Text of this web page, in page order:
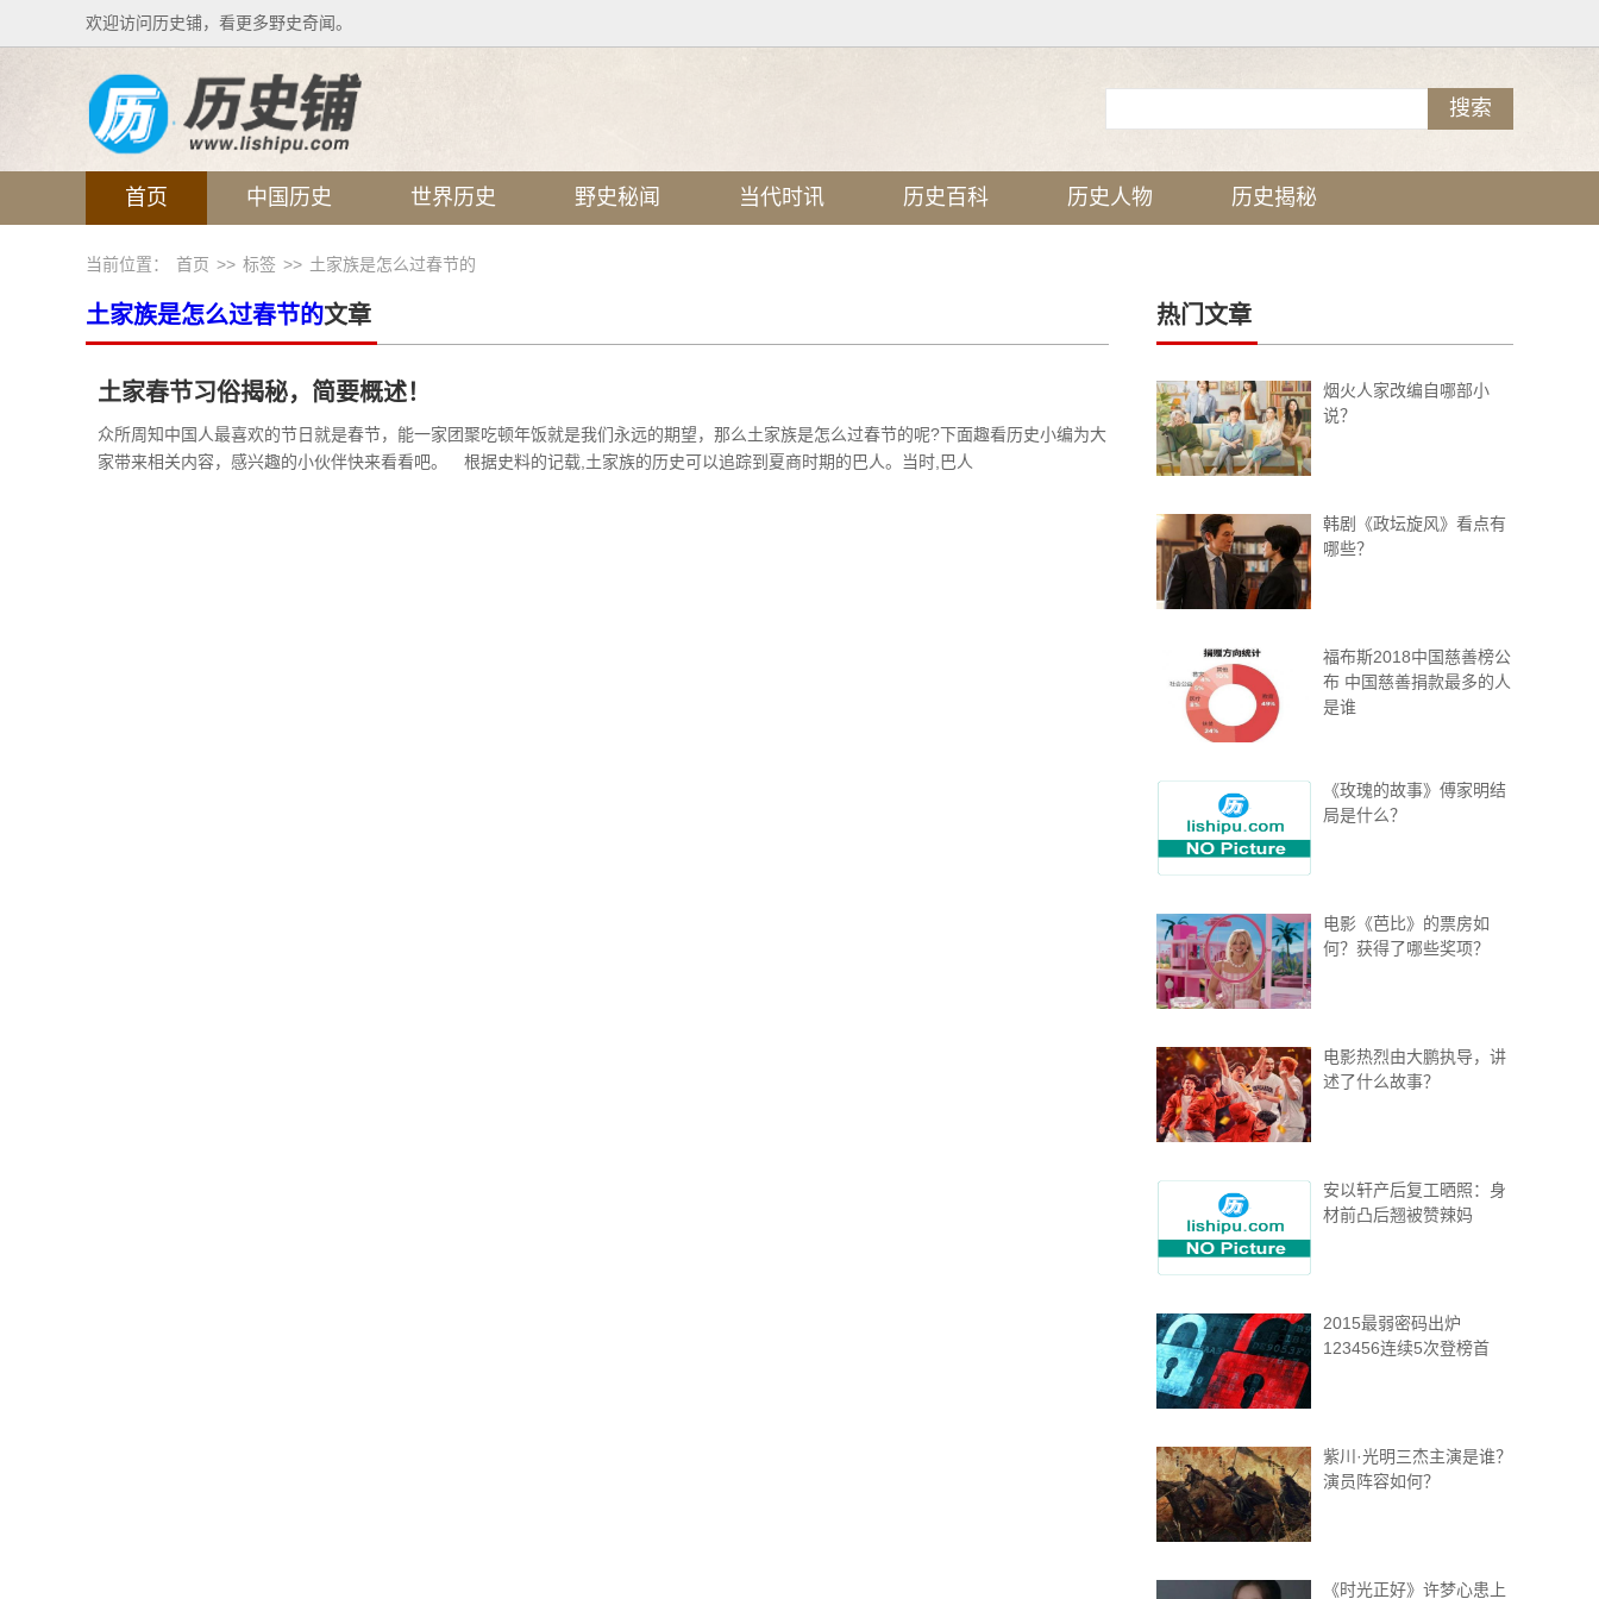
欢迎访问历史铺，看更多野史奇闻。
首页 中国历史 世界历史 野史秘闻 当代时讯 历史百科 历史人物 历史揭秘
当前位置： 首页 >> 标签 >> 土家族是怎么过春节的
土家族是怎么过春节的文章
土家春节习俗揭秘，简要概述！
众所周知中国人最喜欢的节日就是春节，能一家团聚吃顿年饭就是我们永远的期望，那么土家族是怎么过春节的呢?下面趣看历史小编为大
家带来相关内容，感兴趣的小伙伴快来看看吧。 根据史料的记载,土家族的历史可以追踪到夏商时期的巴人。当时,巴人
热门文章
烟火人家改编自哪部小
说？
韩剧《政坛旋风》看点有
哪些？
福布斯2018中国慈善榜公
布 中国慈善捐款最多的人
是谁
《玫瑰的故事》傅家明结
局是什么？
电影《芭比》的票房如
何？获得了哪些奖项？
电影热烈由大鹏执导，讲
述了什么故事？
安以轩产后复工晒照：身
材前凸后翘被赞辣妈
2015最弱密码出炉
123456连续5次登榜首
紫川·光明三杰主演是谁？
演员阵容如何？
《时光正好》许梦心患上